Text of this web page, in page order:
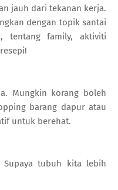
jauh dari tekanan kerja.
dengan topik santai
tentang family, aktiviti
Mungkin korang boleh
barang dapur atau
untuk berehat.
tubuh kita lebih